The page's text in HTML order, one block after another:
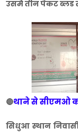
उसमे तीन पैकट ब्लड
🔴थाने से सीएमओ
सिधुआ स्थान